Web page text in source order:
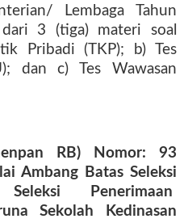
Lembaga Tahun
3 (tiga) materi soal
Pribadi (TKP); b) Tes
dan c) Tes Wawasan
RB) Nomor: 93
Ambang Batas Seleksi
Penerimaan
Sekolah Kedinasan